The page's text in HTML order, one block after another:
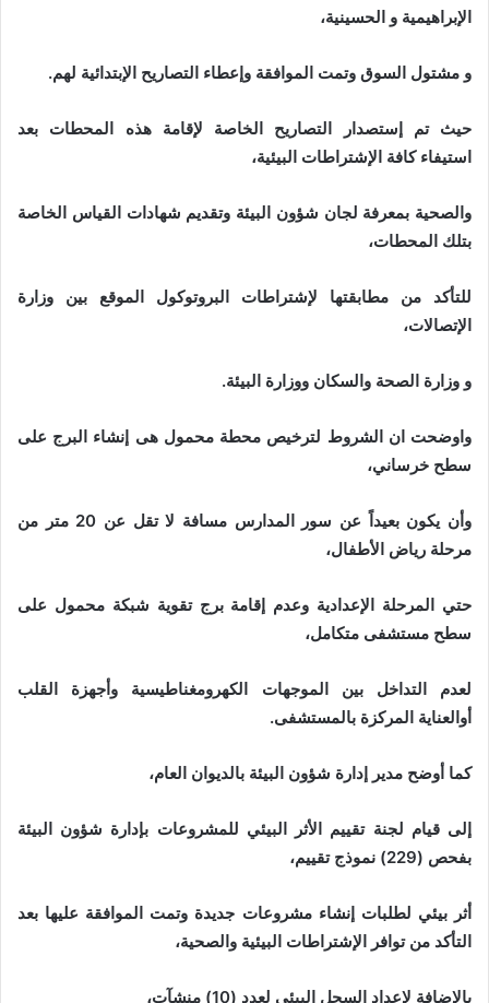
الإبراهيمية و الحسينية،
و مشتول السوق وتمت الموافقة وإعطاء التصاريح الإبتدائية لهم.
حيث تم إستصدار التصاريح الخاصة لإقامة هذه المحطات بعد
استيفاء كافة الإشتراطات البيئية،
والصحية بمعرفة لجان شؤون البيئة وتقديم شهادات القياس الخاصة
بتلك المحطات،
للتأكد من مطابقتها لإشتراطات البروتوكول الموقع بين وزارة
الإتصالات،
و وزارة الصحة والسكان ووزارة البيئة.
واوضحت ان الشروط لترخيص محطة محمول هى إنشاء البرج على
سطح خرساني،
وأن يكون بعيداً عن سور المدارس مسافة لا تقل عن 20 متر من
مرحلة رياض الأطفال،
حتي المرحلة الإعدادية وعدم إقامة برج تقوية شبكة محمول على
سطح مستشفى متكامل،
لعدم التداخل بين الموجهات الكهرومغناطيسية وأجهزة القلب
أوالعناية المركزة بالمستشفى.
كما أوضح مدير إدارة شؤون البيئة بالديوان العام،
إلى قيام لجنة تقييم الأثر البيئي للمشروعات بإدارة شؤون البيئة
بفحص (229) نموذج تقييم،
أثر بيئي لطلبات إنشاء مشروعات جديدة وتمت الموافقة عليها بعد
التأكد من توافر الإشتراطات البيئية والصحية،
بالإضافة لإعداد السجل البيئي لعدد (10) منشآت،